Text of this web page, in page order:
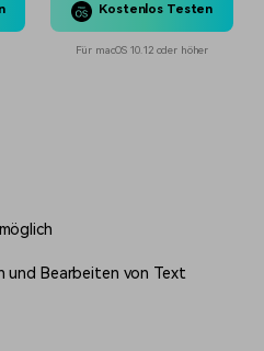
Kostenlos Testen
Für macOS 10.12 oder höher
und Bearbeiten von Text